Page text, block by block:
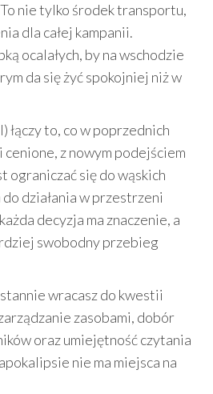
nie tylko środek transportu,
dla całej kampanii.
ocalałych, by na wschodzie
da się żyć spokojniej niż w
to, co w poprzednich
cenione, z nowym podejściem
ograniczać się do wąskich
działania w przestrzeni
decyzja ma znaczenie, a
swobodny przebieg
wracasz do kwestii
zasobami, dobór
oraz umiejętność czytania
nie ma miejsca na